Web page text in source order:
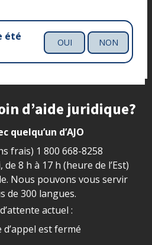
été
OUI NON
d’aide juridique?
quelqu’un d’AJO
frais) 1 800 668-8258
8 h à 17 h (heure de l’Est)
Nous pouvons vous servir
de 300 langues.
actuel :
d’appel est fermé